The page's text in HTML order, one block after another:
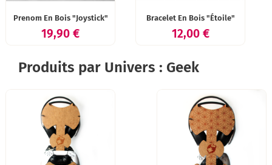
Prenom En Bois "Joystick"
Prix
19,90 €
Bracelet En Bois "Étoile"
Prix
12,00 €
Produits par Univers : Geek